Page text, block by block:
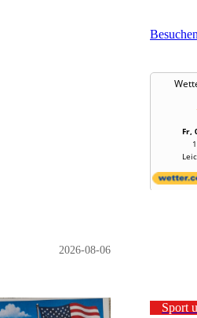
2026-08-06
Sport